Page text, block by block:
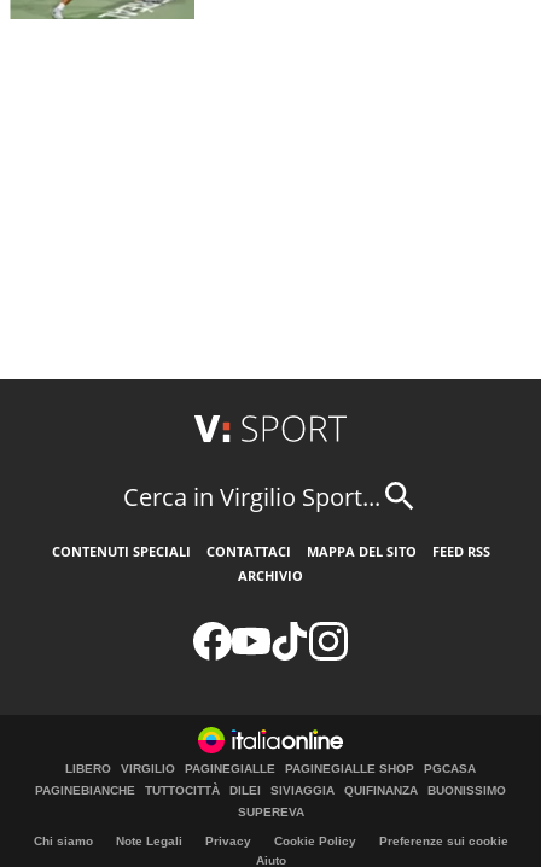
Cerca in Virgilio Sport...
CONTENUTI SPECIALI CONTATTACI MAPPA DEL SITO
FEED RSS
ARCHIVIO
LIBERO VIRGILIO PAGINEGIALLE PAGINEGIALLE SHOP
PGCASA
PAGINEBIANCHE
TUTTOCITTÀ DILEI SIVIAGGIA QUIFINANZA
BUONISSIMO
SUPEREVA
Chi siamo Note Legali Privacy Cookie Policy
Preferenze sui cookie
Aiuto